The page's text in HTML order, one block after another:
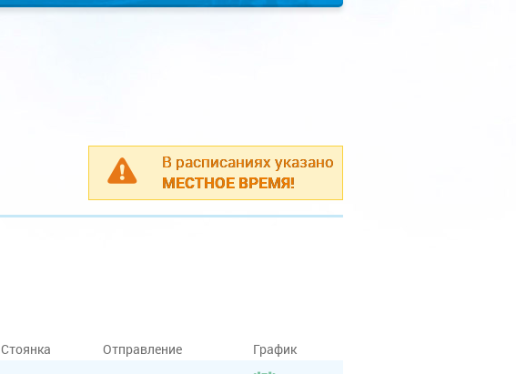
В расписаниях указано
МЕСТНОЕ ВРЕМЯ!
Стоянка Отправление График